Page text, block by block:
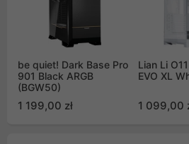
be quiet! Dark Base Pro
901 Black ARGB
(BGW50)
1 199,00 zł
Lian Li
EVO XL
1 099,00